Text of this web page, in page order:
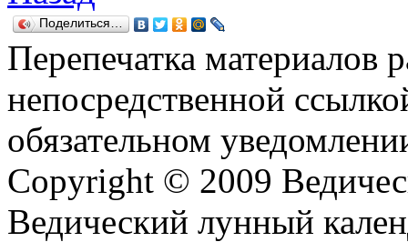
Поделиться…
Перепечатка материалов
непосредственной
обязательном
Copyright © 2009
Ведический лунный